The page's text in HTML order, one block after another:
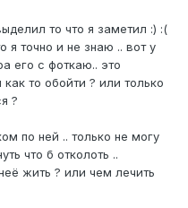
то что я заметил :) :(
я точно и не знаю .. вот у
его с фоткаю.. это
то обойти ? или только
?
по ней .. только не могу
что б отколоть ..
жить ? или чем лечить